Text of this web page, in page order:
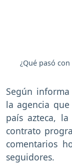
¿Qué pasó
Según informa
la agencia
país azteca,
contrato
comentarios
seguidores.